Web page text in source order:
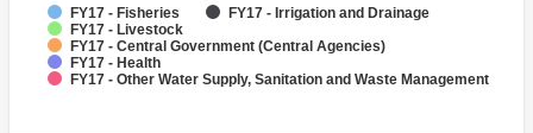
FY17 - Fisheries
FY17 - Irrigation and Drainage
FY17 - Livestock
FY17 - Central Government (Central Agencies)
FY17 - Health
FY17 - Other Water Supply, Sanitation and Waste Management